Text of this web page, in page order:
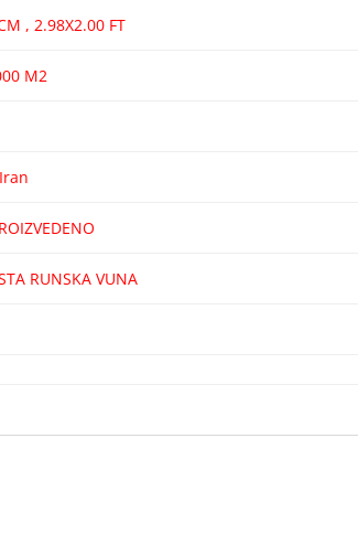
, 2.98X2.00 FT
M2
RUNSKA VUNA